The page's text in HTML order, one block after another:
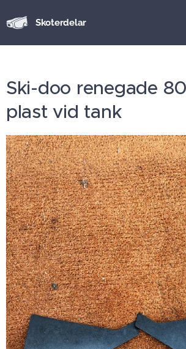
Skoterdelar
Ski-doo renegade
plast vid tank